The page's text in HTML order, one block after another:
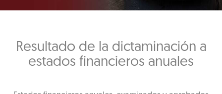
Resultado de la dictaminación a
estados financieros anuales